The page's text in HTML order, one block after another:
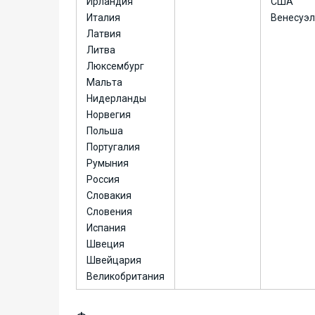
Италия
Латвия
Литва
Люксембург
Мальта
Нидерланды
Норвегия
Польша
Португалия
Румыния
Россия
Словакия
Словения
Испания
Швеция
Швейцария
Великобритания